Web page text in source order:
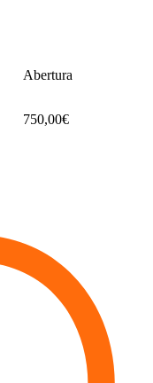
Abertura
750,00€